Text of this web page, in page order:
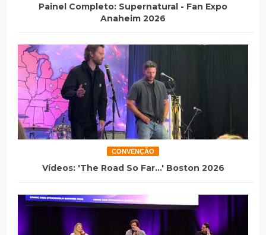
Painel Completo: Supernatural - Fan Expo
Anaheim 2026
CONVENÇÃO
Vídeos: 'The Road So Far...' Boston 2026